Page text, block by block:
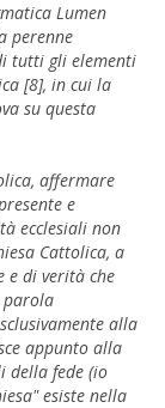
Lumen
perenne
tutti gli elementi
[8], in cui la
su questa
affermare
e
ecclesiali non
Cattolica, a
e di verità che
parola
alla
appunto alla
della fede (io
esiste nella